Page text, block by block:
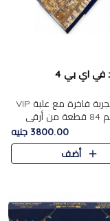
في اي بي 4
استمتع بتجربة فاخرة مع علبة VIP
4 التي تضم 84 قطعة من أرقى
الشرقية، في تشكيلة
الحلويات التقليدية
الفاخرة. تحتوي العلبة
3800.00 جنيه
أضف